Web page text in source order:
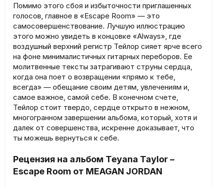
Помимо этого сбоя и избыточности приглашенных
голосов, главное в «Escape Room» — это
самосовершенствование. Лучшую иллюстрацию
этого можно увидеть в концовке «Always», где
воздушный верхний регистр Тейлор сияет ярче всего
на фоне минималистичных гитарных переборов. Ее
молитвенные тексты затрагивают струны сердца,
когда она поет о возвращении «прямо к тебе,
всегда» — обещание своим детям, увлечениям и,
самое важное, самой себе. В конечном счете,
Тейлор стоит твердо, сердце открыто в нежном,
многогранном завершении альбома, который, хотя и
далек от совершенства, искренне доказывает, что
ты можешь вернуться к себе.
Рецензия на альбом Teyana Taylor –
Escape Room от MEAGAN JORDAN